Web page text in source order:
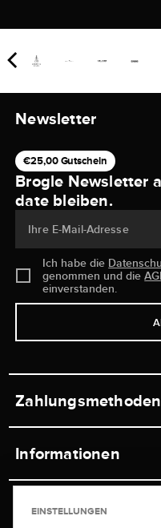
Newsletter
€25,00 Gutschein
Brogle Newsletter
date bleiben.
Ihre E-Mail-Adresse
Ich habe die
genommen und die
einverstanden.
Zahlungsmethoden
Informationen
Service
EINSTELLUNGEN